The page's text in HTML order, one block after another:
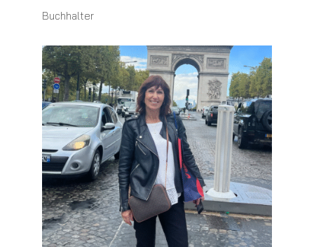
Buchhalter